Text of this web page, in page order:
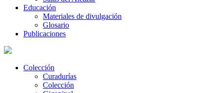
Educación
Materiales de divulgación
Glosario
Publicaciones
Colección
Curadurías
Colección